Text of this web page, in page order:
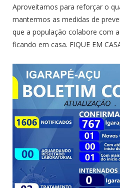
Aproveitamos para reforçar o
mantermos as medidas de
que a população colabore com
ficando em casa. FIQUE EM